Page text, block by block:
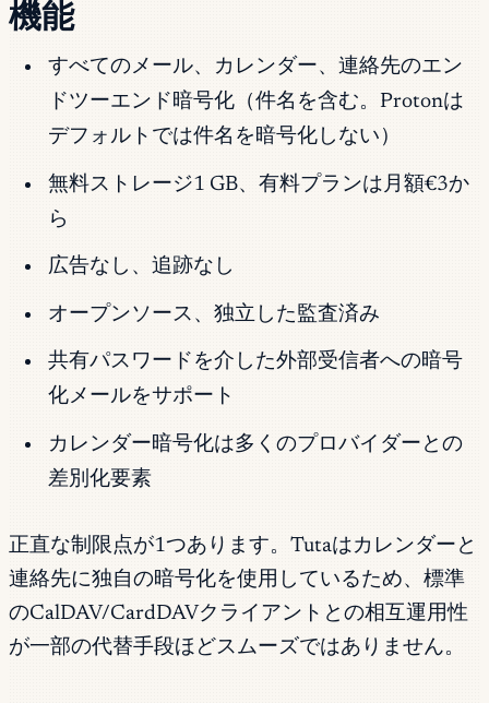
機能
すべてのメール、カレンダー、連絡先のエン
ドツーエンド暗号化（件名を含む。Protonは
デフォルトでは件名を暗号化しない）
無料ストレージ1 GB、有料プランは月額€3か
ら
広告なし、追跡なし
オープンソース、独立した監査済み
共有パスワードを介した外部受信者への暗号
化メールをサポート
カレンダー暗号化は多くのプロバイダーとの
差別化要素
正直な制限点が1つあります。Tutaはカレンダーと
連絡先に独自の暗号化を使用しているため、標準
のCalDAV/CardDAVクライアントとの相互運用性
が一部の代替手段ほどスムーズではありません。